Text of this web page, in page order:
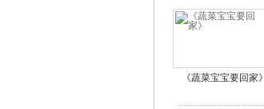
《蔬菜宝宝要回家》